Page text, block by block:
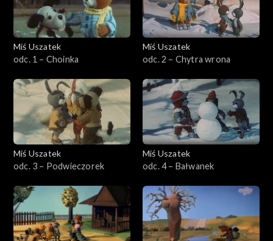
Miś Uszatek
odc. 1 – Choinka
Miś Uszatek
odc. 2 – Chytra wrona
Miś Uszatek
odc. 3 – Podwieczorek
Miś Uszatek
odc. 4 – Bałwanek